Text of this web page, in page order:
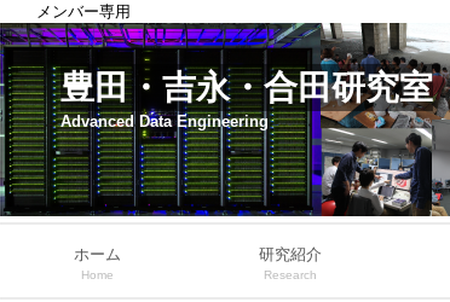
メンバー専用
豊田・吉永・合田研究室
Advanced Data Engineering
ホーム
Home
研究紹介
Research